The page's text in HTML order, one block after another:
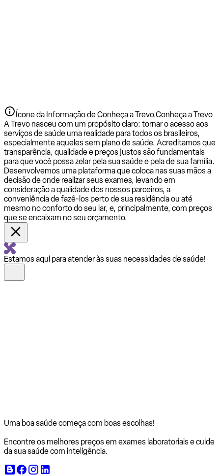
Ícone da Informação de Conheça a Trevo.Conheça a Trevo
A Trevo nasceu com um propósito claro: tornar o acesso aos
serviços de saúde uma realidade para todos os brasileiros,
especialmente aqueles sem plano de saúde. Acreditamos que
transparência, qualidade e preços justos são fundamentais
para que você possa zelar pela sua saúde e pela de sua família.
Desenvolvemos uma plataforma que coloca nas suas mãos a
decisão de onde realizar seus exames, levando em
consideração a qualidade dos nossos parceiros, a
conveniência de fazê-los perto de sua residência ou até
mesmo no conforto do seu lar, e, principalmente, com preços
que se encaixam no seu orçamento.
Estamos aqui para atender às suas necessidades de saúde!
Uma boa saúde começa com boas escolhas!
Encontre os melhores preços em exames laboratoriais e cuide
da sua saúde com inteligência.